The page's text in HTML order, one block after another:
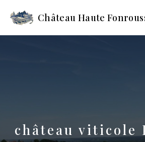
Château Haute
château viticole